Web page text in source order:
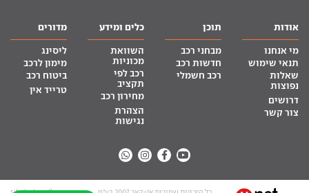
אודות
מי אנחנו
תנאי שימוש
שאלות
נפוצות
דרושים
צור קשר
תוכן
מבחני רכב
חדשות רכב
רכב חשמלי
כלים ומידע
השוואת
מכוניות
רכב לפי
תקציב
מחירון רכב
הצהרת
נגישות
מדורים
ליסינג
מימון לרכב
ביטוח רכב
טרייד אין